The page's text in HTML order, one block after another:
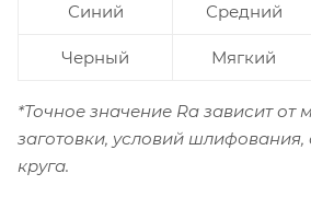
Синий Средний
Черный Мягкий
*Точное значение Ra зависит от
заготовки, условий шлифования,
круга.